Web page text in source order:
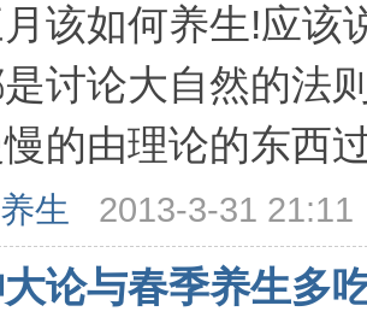
该如何养生!应该
讨论大自然的法
的由理论的东西
生 2013-3-31 21:11
论与春季养生多